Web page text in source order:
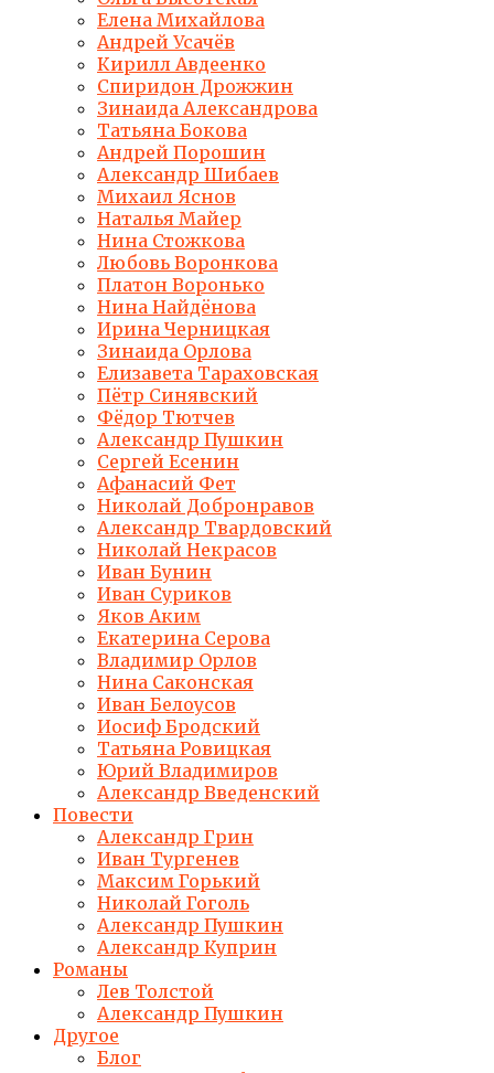
Елена Михайлова
Андрей Усачёв
Кирилл Авдеенко
Спиридон Дрожжин
Зинаида Александрова
Татьяна Бокова
Андрей Порошин
Александр Шибаев
Михаил Яснов
Наталья Майер
Нина Стожкова
Любовь Воронкова
Платон Воронько
Нина Найдёнова
Ирина Черницкая
Зинаида Орлова
Елизавета Тараховская
Пётр Синявский
Фёдор Тютчев
Александр Пушкин
Сергей Есенин
Афанасий Фет
Николай Добронравов
Александр Твардовский
Николай Некрасов
Иван Бунин
Иван Суриков
Яков Аким
Екатерина Серова
Владимир Орлов
Нина Саконская
Иван Белоусов
Иосиф Бродский
Татьяна Ровицкая
Юрий Владимиров
Александр Введенский
Повести
Александр Грин
Иван Тургенев
Максим Горький
Николай Гоголь
Александр Пушкин
Александр Куприн
Романы
Лев Толстой
Александр Пушкин
Другое
Блог